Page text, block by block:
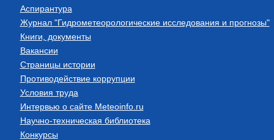
Аспирантура
Журнал "Гидрометеорологические исследования и прогнозы"
Книги, документы
Вакансии
Страницы истории
Противодействие коррупции
Условия труда
Интервью о сайте Meteoinfo.ru
Научно-техническая библиотека
Конкурсы